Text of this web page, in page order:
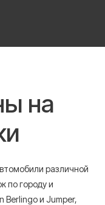
на
различной
по городу и
Berlingo и Jumper,